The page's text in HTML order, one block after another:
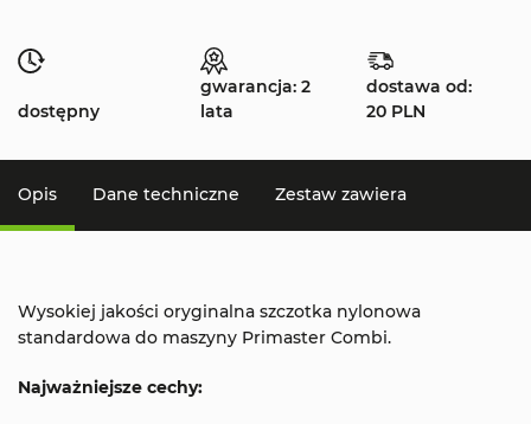
dostępny
gwarancja: 2
lata
dostawa od:
20 PLN
Opis Dane techniczne Zestaw zawiera
Wysokiej jakości oryginalna szczotka nylonowa
standardowa do maszyny Primaster Combi.
Najważniejsze cechy: